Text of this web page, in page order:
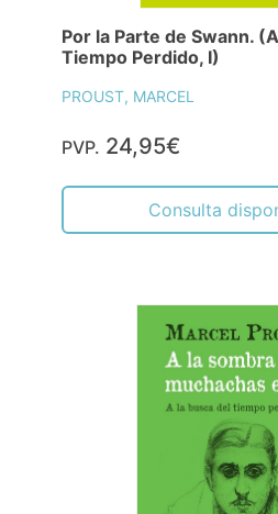
Por la Parte de Swann.
Tiempo Perdido, I)
PROUST, MARCEL
PVP. 24,95€
Consulta